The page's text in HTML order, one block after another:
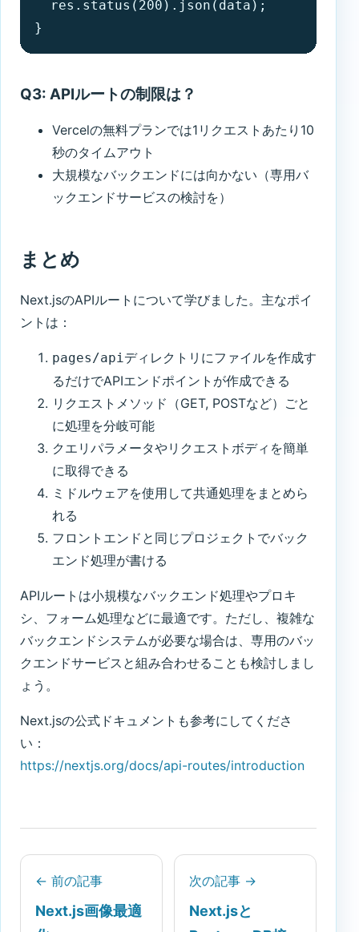
  res.status(200).json(data);
}
Q3: APIルートの制限は？
Vercelの無料プランでは1リクエストあたり10
秒のタイムアウト
大規模なバックエンドには向かない（専用バ
ックエンドサービスの検討を）
まとめ
Next.jsのAPIルートについて学びました。主なポイ
ントは：
pages/apiディレクトリにファイルを作成す
るだけでAPIエンドポイントが作成できる
リクエストメソッド（GET, POSTなど）ごと
に処理を分岐可能
クエリパラメータやリクエストボディを簡単
に取得できる
ミドルウェアを使用して共通処理をまとめら
れる
フロントエンドと同じプロジェクトでバック
エンド処理が書ける
APIルートは小規模なバックエンド処理やプロキ
シ、フォーム処理などに最適です。ただし、複雑な
バックエンドシステムが必要な場合は、専用のバッ
クエンドサービスと組み合わせることも検討しまし
ょう。
Next.jsの公式ドキュメントも参考にしてくださ
い：
https://nextjs.org/docs/api-routes/introduction
← 前の記事
Next.js画像最適
次の記事 →
Next.jsと